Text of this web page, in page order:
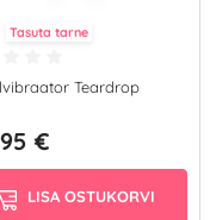
Tasuta tarne
Teardrop
€
LISA OSTUKORVI